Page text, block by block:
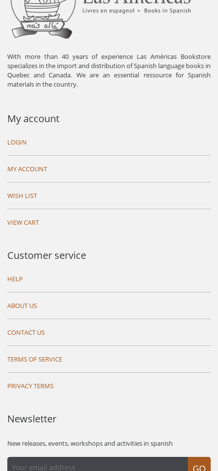
With more than 40 years of experience Las Américas Bookstore
specializes in the import and distribution of Spanish language books in
Quebec and Canada. We are an essential ressource for Spanish
materials in the country.
My account
LOGIN
MY ACCOUNT
WISH LIST
VIEW CART
Customer service
HELP
ABOUT US
CONTACT US
TERMS OF SERVICE
PRIVACY TERMS
Newsletter
New releases, events, workshops and activities in spanish
GO